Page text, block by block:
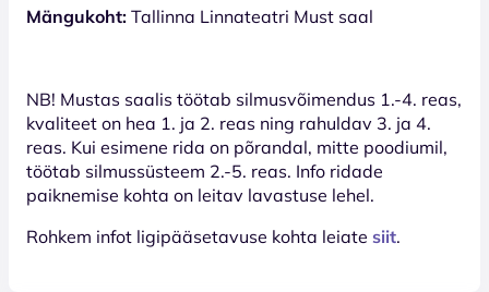
Mängukoht: Tallinna Linnateatri Must saal
NB! Mustas saalis töötab silmusvõimendus 1.-4. reas,
kvaliteet on hea 1. ja 2. reas ning rahuldav 3. ja 4.
reas. Kui esimene rida on põrandal, mitte poodiumil,
töötab silmussüsteem 2.-5. reas. Info ridade
paiknemise kohta on leitav lavastuse lehel.
Rohkem infot ligipääsetavuse kohta leiate siit.